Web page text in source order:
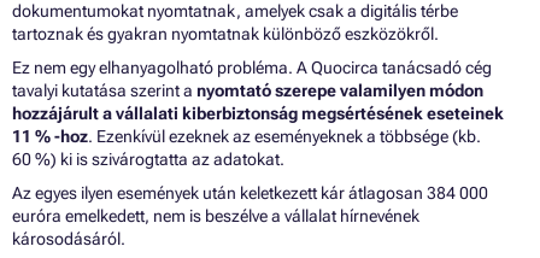
dokumentumokat nyomtatnak, amelyek csak a digitális térbe
tartoznak és gyakran nyomtatnak különböző eszközökről.
Ez nem egy elhanyagolható probléma. A Quocirca tanácsadó cég
tavalyi kutatása szerint a nyomtatószerepe valamilyen módon
hozzájárult a vállalati kiberbiztonság megsértésének eseteinek
11 % -hoz. Ezenkívül ezeknek az eseményeknek a többsége (kb.
60 %) ki is szivárogtatta az adatokat.
Az egyes ilyen események után keletkezett kár átlagosan 384 000
euróra emelkedett, nem is beszélve a vállalat hírnevének
károsodásáról.